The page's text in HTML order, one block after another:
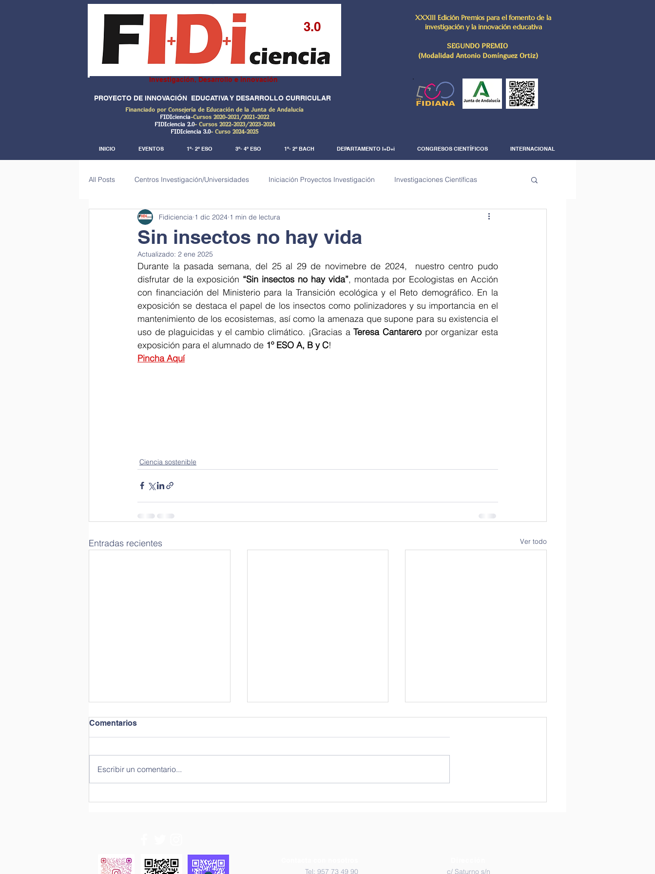
3.0
Investigación, Desarrollo e innovación
PROYECTO DE INNOVACIÓN EDUCATIVA Y DESARROLLO CURRICULAR
Financiado por Consejería de Educación de la Junta de Andalucía
FIDIciencia-Cursos 2020-2021/2021-2022
FIDIciencia 2.0- Cursos 2022-2023/2023-2024
FIDIciencia 3.0- Curso 2024-2025
XXXIII Edición Premios para el fomento de la
investigación y la innovación educativa
SEGUNDO PREMIO
(Modalidad Antonio Domínguez Ortiz)
INICIO EVENTOS 1º- 2º ESO 3º- 4º ESO 1º- 2º BACH DEPARTAMENTO I+D+i CONGRESOS CIENTÍFICOS INTERNACIONAL
All Posts Centros Investigación/Universidades Iniciación Proyectos Investigación Investigaciones Científicas
Investigaciones de campo (Big data) Investigaciones Documentales The Science Corner
Laboratorio en clase Ciencia sostenible
Cantamos a la salud Ciencia en la cocina Stop motion Le coins des sciences Cuéntame la ciencia
Visual thinking Scientific workshop Sala de exposiciones Exposiciones anatomía
Sin insectos no hay vida
Fidiciencia 1 dic 2024 1 min de lectura
Actualizado: 2 ene 2025
Durante la pasada semana, del 25 al 29 de novimebre de 2024,  nuestro centro pudo
disfrutar de la exposición “Sin insectos no hay vida”, montada por Ecologistas en Acción
con financiación del Ministerio para la Transición ecológica y el Reto demográfico. En la
exposición se destaca el papel de los insectos como polinizadores y su importancia en el
mantenimiento de los ecosistemas, así como la amenaza que supone para su existencia el
uso de plaguicidas y el cambio climático. ¡Gracias a Teresa Cantarero por organizar esta
exposición para el alumnado de 1º ESO A, B y C!
Pincha Aquí
Ciencia sostenible
Entradas recientes Ver todo
Comentarios
Escribir un comentario...
Tel: 957 73 49 90 c/ Saturno s/n